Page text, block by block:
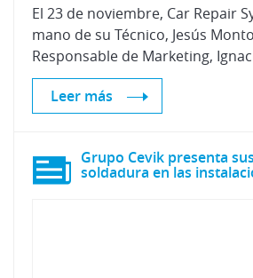
El 23 de noviembre, Car Repair
mano de su Técnico, Jesús
Leer más
Grupo Cevik presenta